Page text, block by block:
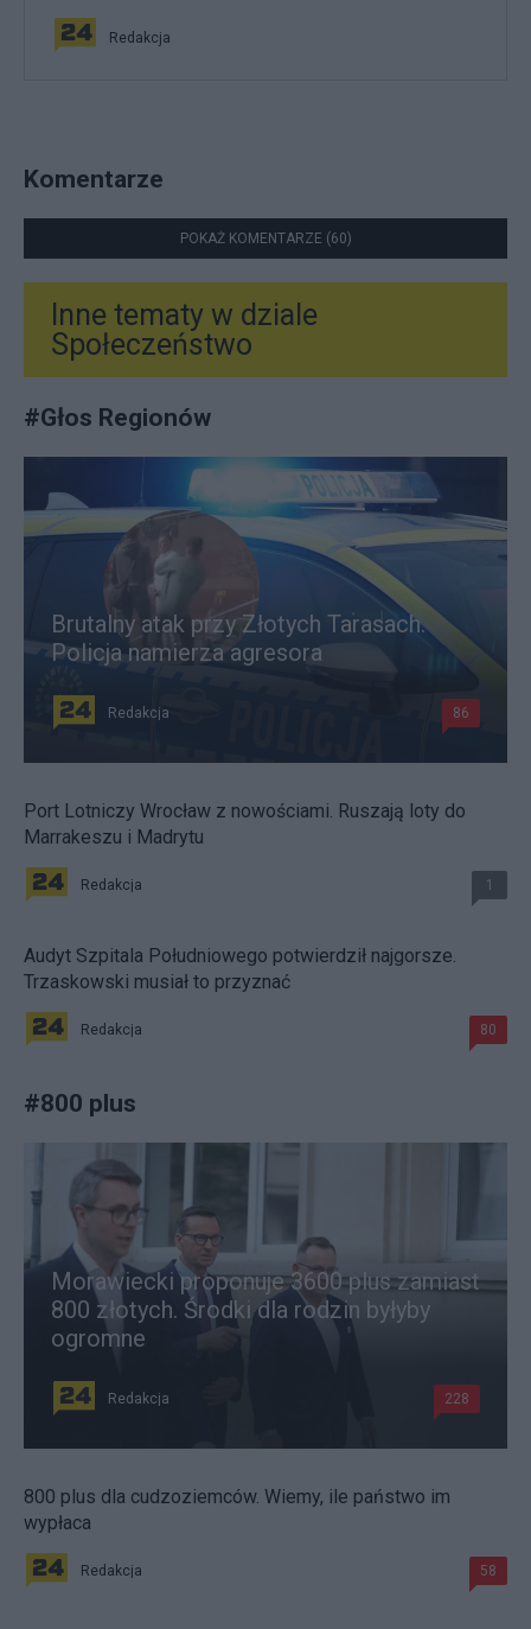
Redakcja
Komentarze
POKAŻ KOMENTARZE (60)
Inne tematy w dziale
Społeczeństwo
#Głos Regionów
Brutalny atak przy Złotych Tarasach.
Policja namierza agresora
Redakcja 86
Port Lotniczy Wrocław z nowościami. Ruszają loty do
Marrakeszu i Madrytu
Redakcja 1
Audyt Szpitala Południowego potwierdził najgorsze.
Trzaskowski musiał to przyznać
Redakcja 80
#800 plus
Morawiecki proponuje 3600 plus zamiast
800 złotych. Środki dla rodzin byłyby
ogromne
Redakcja 228
800 plus dla cudzoziemców. Wiemy, ile państwo im
wypłaca
Redakcja 58